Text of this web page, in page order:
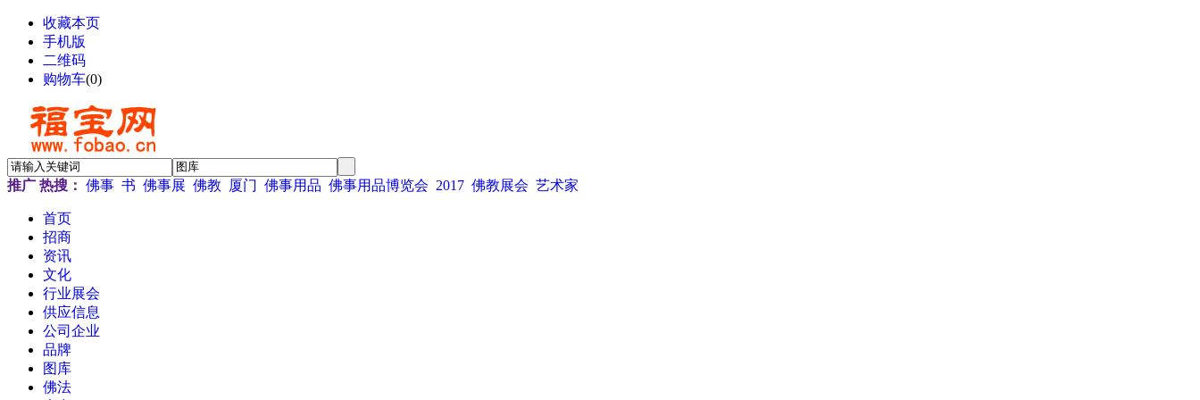
收藏本页
手机版
二维码
购物车(0)
推广 热搜： 佛事 书 佛事展 佛教 厦门 佛事用品 佛事用品博览会 2017 佛教展会 艺术家
首页
招商
资讯
文化
行业展会
供应信息
公司企业
品牌
图库
佛法